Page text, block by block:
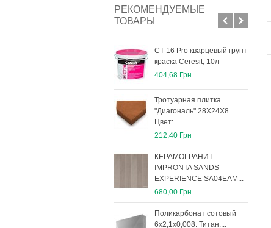
РЕКОМЕНДУЕМЫЕ
ТОВАРЫ
СТ 16 Pro кварцевый грунт
краска Ceresit, 10л
404,68 Грн
Тротуарная плитка
"Диагональ" 28Х24Х8.
Цвет:...
212,40 Грн
КЕРАМОГРАНИТ
IMPRONTA SANDS
EXPERIENCE SA04EAM...
680,00 Грн
Поликарбонат сотовый
6х2,1х0,008. Титан....